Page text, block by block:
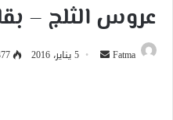
عروس الثلج –
Fatma
أرسل 5 يناير، 2016